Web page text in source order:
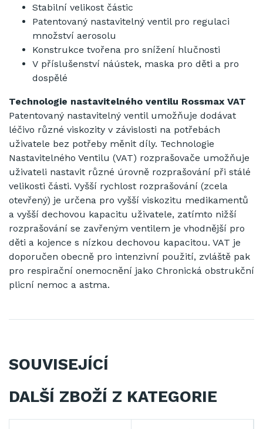
Stabilní velikost částic
Patentovaný nastavitelný ventil pro regulaci
množství aerosolu
Konstrukce tvořena pro snížení hlučnosti
V příslušenství náústek, maska pro děti a pro
dospělé
Technologie nastavitelného ventilu Rossmax VAT
Patentovaný nastavitelný ventil umožňuje dodávat
léčivo různé viskozity v závislosti na potřebách
uživatele bez potřeby měnit díly. Technologie
Nastavitelného Ventilu (VAT) rozprašovače umožňuje
uživateli nastavit různé úrovně rozprašování při stálé
velikosti části. Vyšší rychlost rozprašování (zcela
otevřený) je určena pro vyšší viskozitu medikamentů
a vyšší dechovou kapacitu uživatele, zatímto nižší
rozprašování se zavřeným ventilem je vhodnější pro
děti a kojence s nízkou dechovou kapacitou. VAT je
doporučen obecně pro intenzivní použití, zvláště pak
pro respirační onemocnění jako Chronická obstrukční
plicní nemoc a astma.
SOUVISEJÍCÍ
DALŠÍ ZBOŽÍ Z KATEGORIE